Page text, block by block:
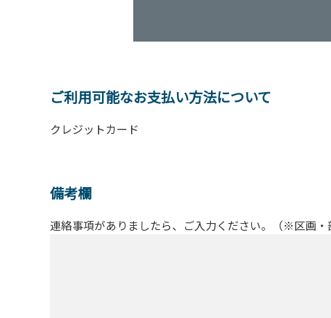
ご利用可能なお支払い方法について
クレジットカード
備考欄
連絡事項がありましたら、ご入力ください。（※区画・